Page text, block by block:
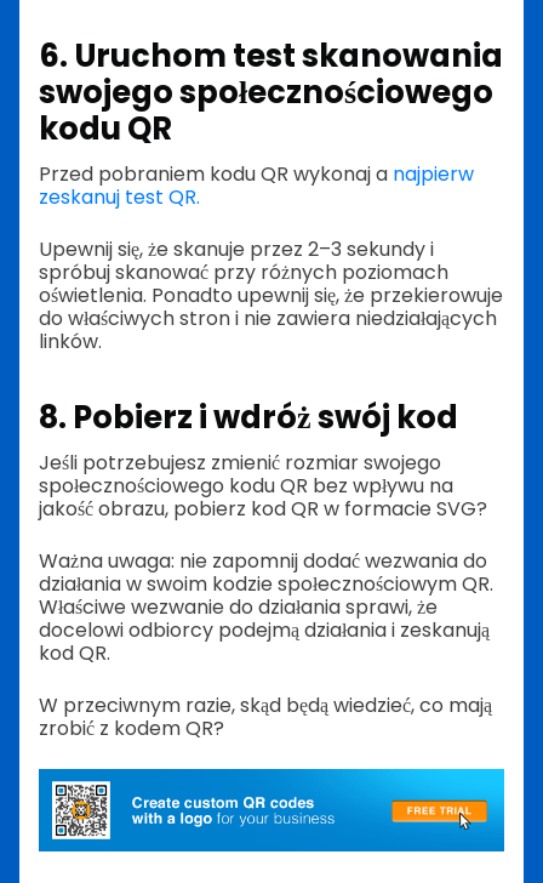
6. Uruchom test skanowania
swojego społecznościowego
kodu QR
Przed pobraniem kodu QR wykonaj a najpierw
zeskanuj test QR.
Upewnij się, że skanuje przez 2–3 sekundy i
spróbuj skanować przy różnych poziomach
oświetlenia. Ponadto upewnij się, że przekierowuje
do właściwych stron i nie zawiera niedziałających
linków.
8. Pobierz i wdróż swój kod
Jeśli potrzebujesz zmienić rozmiar swojego
społecznościowego kodu QR bez wpływu na
jakość obrazu, pobierz kod QR w formacie SVG?
Ważna uwaga: nie zapomnij dodać wezwania do
działania w swoim kodzie społecznościowym QR.
Właściwe wezwanie do działania sprawi, że
docelowi odbiorcy podejmą działania i zeskanują
kod QR.
W przeciwnym razie, skąd będą wiedzieć, co mają
zrobić z kodem QR?